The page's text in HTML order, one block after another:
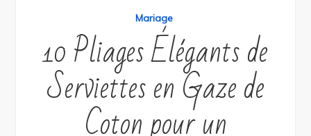
Mariage
10 Pliages Élégants de
Serviettes en Gaze de
Coton pour un